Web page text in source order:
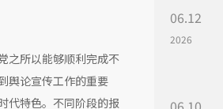
之所以能够顺利完成不
舆论宣传工作的重要
代特色。不同阶段的报
06.12
2026